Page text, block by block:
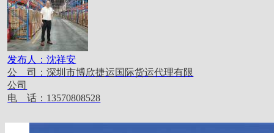
发布人：沈祥安
公 司：深圳市博欣捷运国际货运代理有限
公司
电 话： 13570808528